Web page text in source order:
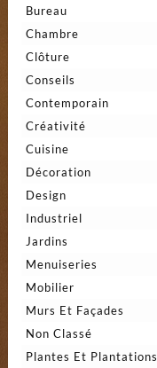
Bureau
Chambre
Clôture
Conseils
Contemporain
Créativité
Cuisine
Décoration
Design
Industriel
Jardins
Menuiseries
Mobilier
Murs Et Façades
Non Classé
Plantes Et Plantations